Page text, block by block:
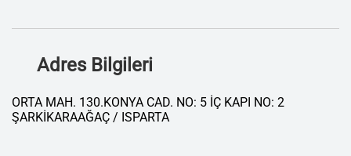
Adres Bilgileri
ORTA MAH. 130.KONYA CAD. NO: 5 İÇ KAPI NO: 2
ŞARKİKARAAĞAÇ / ISPARTA